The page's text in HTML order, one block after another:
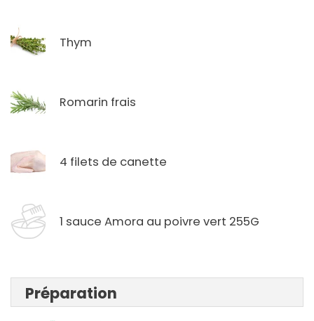
Thym
Romarin frais
4 filets de canette
1 sauce Amora au poivre vert 255G
Préparation